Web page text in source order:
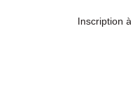
Inscription